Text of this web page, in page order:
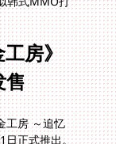
房》
售
工房 ～追忆
日正式推出。
PS5、PS4、
One以及